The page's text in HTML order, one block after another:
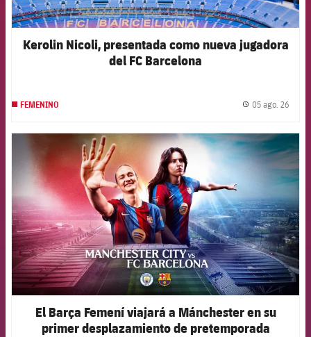
Kerolin Nicoli, presentada como nueva jugadora
del FC Barcelona
FEMENINO 05 ago. 26
FCB Barcelona badge
El Barça Femení viajará a Mánchester en su
primer desplazamiento de pretemporada